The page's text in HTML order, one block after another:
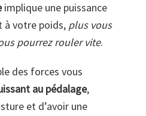
implique une puissance
à votre poids, plus vous
pourrez rouler vite.
des forces vous
au pédalage,
et d’avoir une